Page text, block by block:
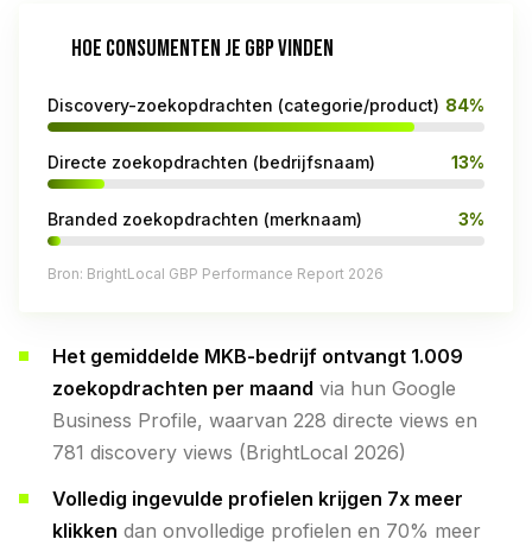
HOE CONSUMENTEN JE GBP VINDEN
Discovery-zoekopdrachten (categorie/product) 84%
Directe zoekopdrachten (bedrijfsnaam) 13%
Branded zoekopdrachten (merknaam) 3%
Bron: BrightLocal GBP Performance Report 2026
Het gemiddelde MKB-bedrijf ontvangt 1.009
zoekopdrachten per maand via hun Google
Business Profile, waarvan 228 directe views en
781 discovery views (BrightLocal 2026)
Volledig ingevulde profielen krijgen 7x meer
klikken dan onvolledige profielen en 70% meer